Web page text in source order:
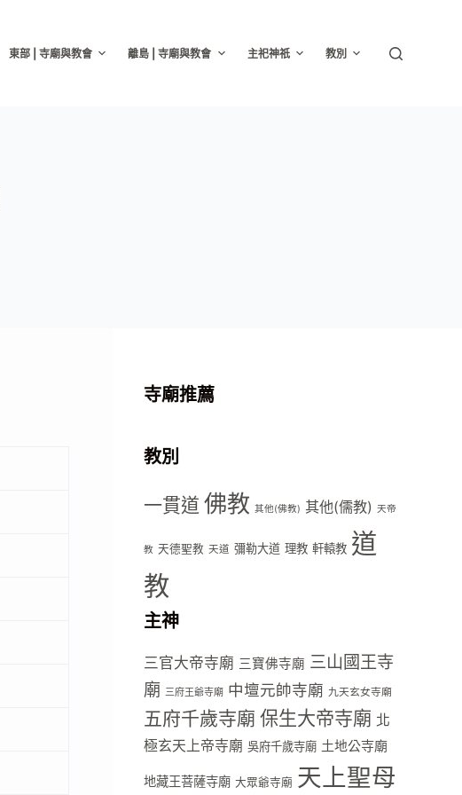
東部 | 寺廟與教會 離島 | 寺廟與教會 主祀神祇 教別
寺廟推薦
教別
一貫道 佛教 其他(佛教) 其他(儒教) 天帝
教 天德聖教 天道 彌勒大道 理教 軒轅教 道
教
主神
三官大帝寺廟 三寶佛寺廟 三山國王寺
廟 三府王爺寺廟 中壇元帥寺廟 九天玄女寺廟
五府千歲寺廟 保生大帝寺廟 北
極玄天上帝寺廟 吳府千歲寺廟 土地公寺廟
地藏王菩薩寺廟 大眾爺寺廟 天上聖母